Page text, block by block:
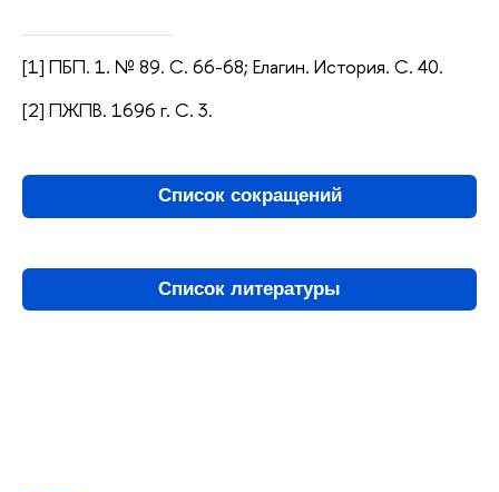
[1] ПБП. 1. № 89. С. 66-68; Елагин. История. С. 40.
[2] ПЖПВ. 1696 г. С. 3.
Список сокращений
Список литературы